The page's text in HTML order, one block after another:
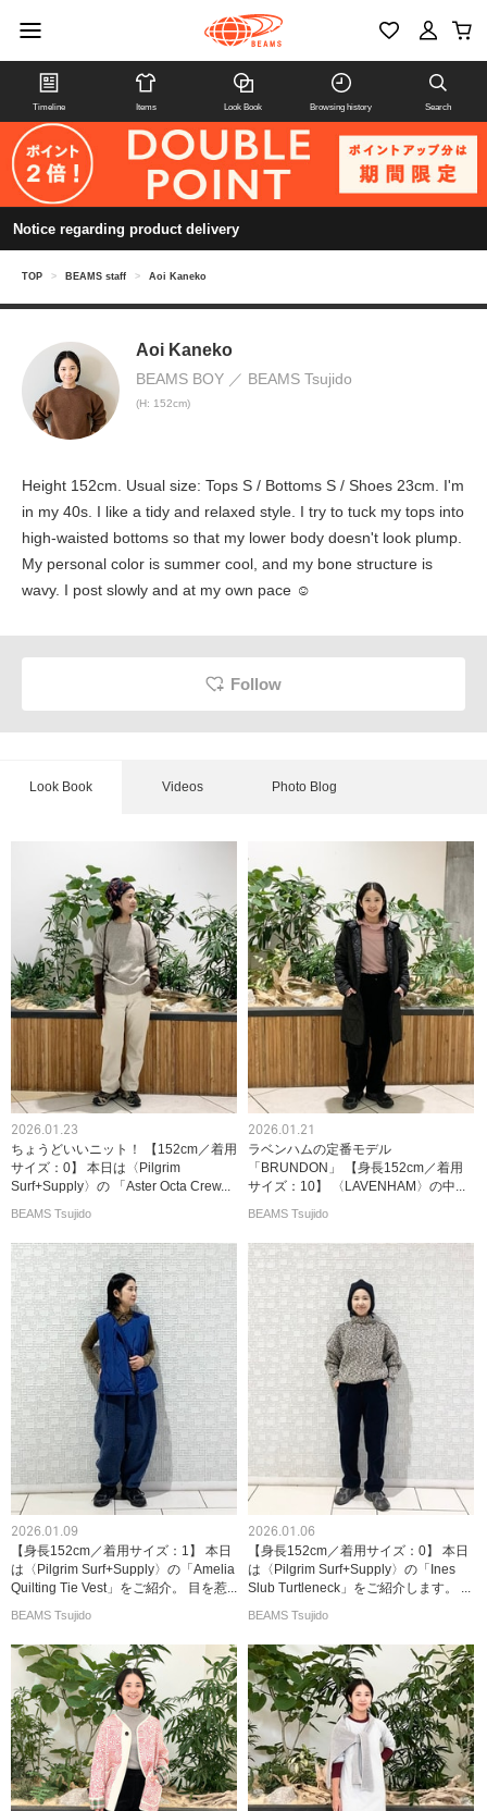
Timeline Items Look Book Browsing history Search
Notice regarding product delivery
TOP > BEAMS staff > Aoi Kaneko
Aoi Kaneko
BEAMS BOY BEAMS Tsujido
(H: 152cm)
Height 152cm. Usual size: Tops S / Bottoms S / Shoes 23cm. I'm
in my 40s. I like a tidy and relaxed style. I try to tuck my tops into
high-waisted bottoms so that my lower body doesn't look plump.
My personal color is summer cool, and my bone structure is
wavy. I post slowly and at my own pace ☺︎
Follow
Look Book Videos Photo Blog
2026.01.23
ちょうどいいニット！ 【152cm／着用
サイズ：0】 本日は〈Pilgrim
Surf+Supply〉の 「Aster Octa Crew...
BEAMS Tsujido
2026.01.21
ラベンハムの定番モデル
「BRUNDON」 【身長152cm／着用
サイズ：10】 〈LAVENHAM〉の中...
BEAMS Tsujido
2026.01.09
【身長152cm／着用サイズ：1】 本日
は〈Pilgrim Surf+Supply〉の「Amelia
Quilting Tie Vest」をご紹介。 目を惹...
BEAMS Tsujido
2026.01.06
【身長152cm／着用サイズ：0】 本日
は〈Pilgrim Surf+Supply〉の「Ines
Slub Turtleneck」をご紹介します。 ...
BEAMS Tsujido